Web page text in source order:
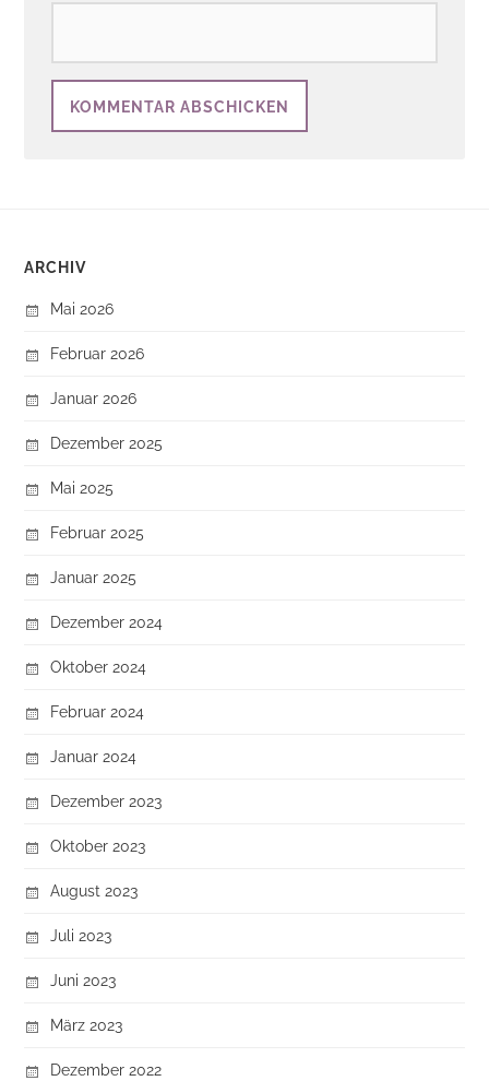
ARCHIV
Mai 2026
Februar 2026
Januar 2026
Dezember 2025
Mai 2025
Februar 2025
Januar 2025
Dezember 2024
Oktober 2024
Februar 2024
Januar 2024
Dezember 2023
Oktober 2023
August 2023
Juli 2023
Juni 2023
März 2023
Dezember 2022